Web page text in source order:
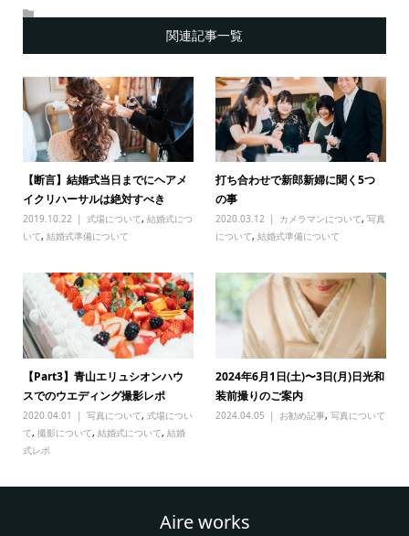
関連記事一覧
【断言】結婚式当日までにヘアメ
イクリハーサルは絶対すべき
2019.10.22 式場について, 結婚式につ
いて, 結婚式準備について
打ち合わせで新郎新婦に聞く5つ
の事
2020.03.12 カメラマンについて,写真
について,結婚式準備について
【Part3】青山エリュシオンハウ
スでのウエディング撮影レポ
2020.04.01 写真について, 式場につい
て, 撮影について, 結婚式について, 結婚
式レポ
2024年6月1日(土)〜3日(月)日光和
装前撮りのご案内
2024.04.05 お勧め記事,写真について
Aire works